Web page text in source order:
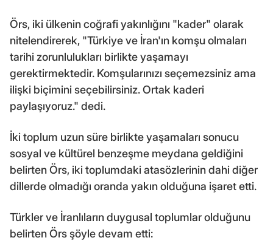
Örs, iki ülkenin coğrafi yakınlığını "kader" olarak
nitelendirerek, "Türkiye ve İran'ın komşu olmaları
tarihi zorunlulukları birlikte yaşamayı
gerektirmektedir. Komşularınızı seçemezsiniz ama
ilişki biçimini seçebilirsiniz. Ortak kaderi
paylaşıyoruz." dedi.
İki toplum uzun süre birlikte yaşamaları sonucu
sosyal ve kültürel benzeşme meydana geldiğini
belirten Örs, iki toplumdaki atasözlerinin dahi diğer
dillerde olmadığı oranda yakın olduğuna işaret etti.
Türkler ve İranlıların duygusal toplumlar olduğunu
belirten Örs şöyle devam etti: